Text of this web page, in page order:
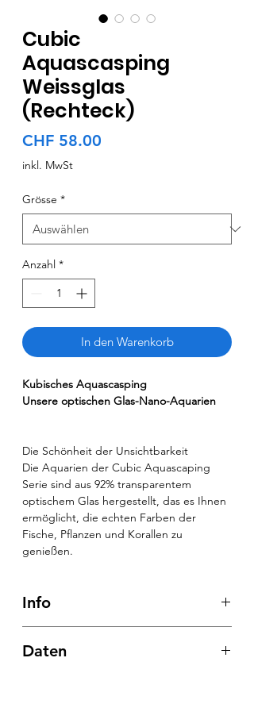
Cubic
Aquascasping
Weissglas
(Rechteck)
CHF 58.00
inkl. MwSt
Grösse *
Anzahl *
In den Warenkorb
Kubisches Aquascasping
Unsere optischen Glas-Nano-Aquarien
Die Schönheit der Unsichtbarkeit
Die Aquarien der Cubic Aquascaping
Serie sind aus 92% transparentem
optischem Glas hergestellt, das es Ihnen
ermöglicht, die echten Farben der
Fische, Pflanzen und Korallen zu
genießen.
Info
Langlebiges, klares Silikon stört die
Daten